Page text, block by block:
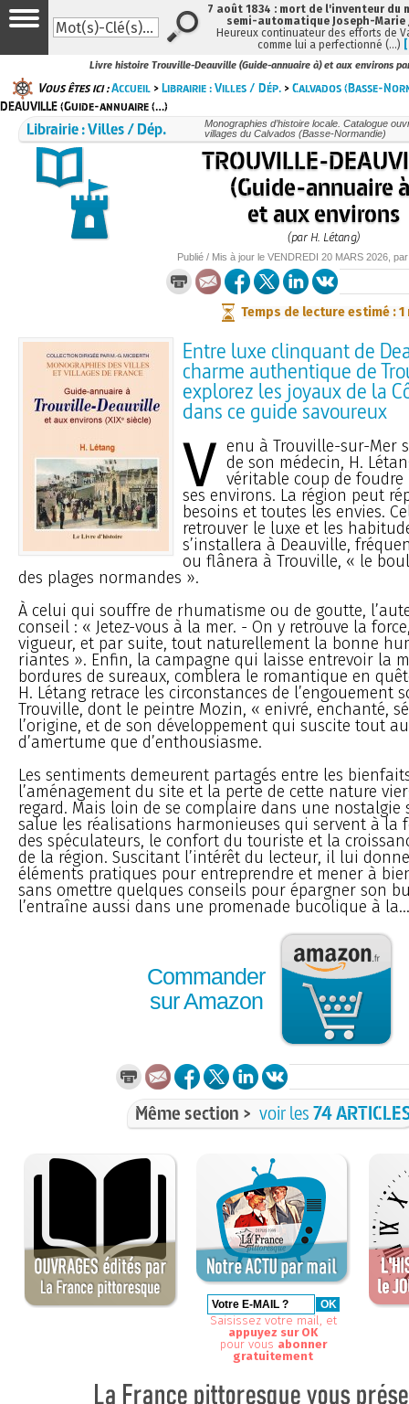
Livre histoire Trouville-Deauville (Guide-annuaire à) et aux environs
Vous êtes ici :Accueil >Librairie : Villes / Dép. >Calvados (Basse-
DEAUVILLE (Guide-annuaire (…)
Librairie : Villes / Dép.
Monographies d’histoire locale. Catalogue
villages du Calvados (Basse-Normandie)
TROUVILLE-
(Guide-annuaire
et aux environs
(par H. Létang)
Publié / Mis à jour le VENDREDI 20 MARS 2026 ,
Temps de lecture estimé : 1
Entre luxe clinquant de
charme authentique de
explorez les joyaux de la
dans ce guide savoureux
V enu à Trouville-sur-Mer
de son médecin, H.
véritable coup de
ses environs. La région peut
besoins et toutes les envies.
retrouver le luxe et les
s’installera à Deauville,
ou flânera à Trouville, « le
des plages normandes ».
À celui qui souffre de rhumatisme ou de goutte,
conseil : « Jetez-vous à la mer. - On y retrouve la
vigueur, et par suite, tout naturellement la bonne
riantes ». Enfin, la campagne qui laisse entrevoir la
bordures de sureaux, comblera le romantique en
H. Létang retrace les circonstances de l’engouement
Trouville, dont le peintre Mozin, « enivré, enchanté,
l’origine, et de son développement qui suscite tout
d’amertume que d’enthousiasme.
Les sentiments demeurent partagés entre les
l’aménagement du site et la perte de cette nature
regard. Mais loin de se complaire dans une nostalgie
salue les réalisations harmonieuses qui servent à la
des spéculateurs, le confort du touriste et la
de la région. Suscitant l’intérêt du lecteur, il lui
éléments pratiques pour entreprendre et mener à
sans omettre quelques conseils pour épargner son
l’entraîne aussi dans une promenade bucolique à la...
Commander
sur Amazon
Même section > voir les74
Saisissez votre mail, et
appuyez sur OK
pour vous abonner
gratuitement
7 août 1834 : mort de l'inventeur du
semi-automatique Joseph-Marie
Heureux continuateur des efforts de
comme lui a perfectionné (…)